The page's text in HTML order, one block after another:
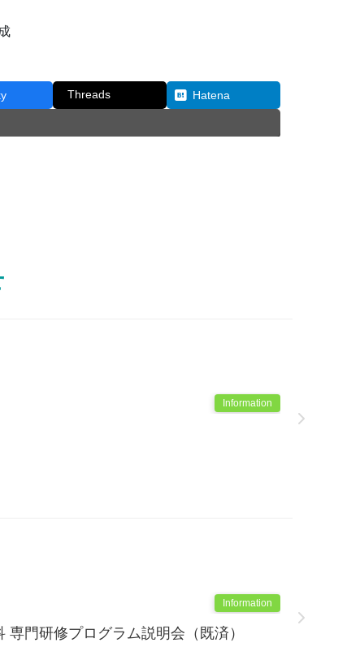
Threads Hatena
Information
Information
門研修プログラム説明会（既済）